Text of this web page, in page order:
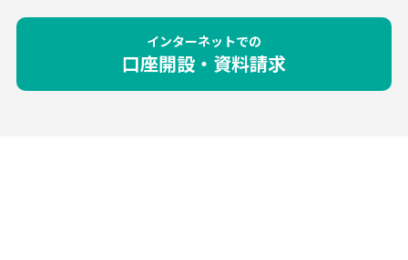
インターネットでの
口座開設・資料請求